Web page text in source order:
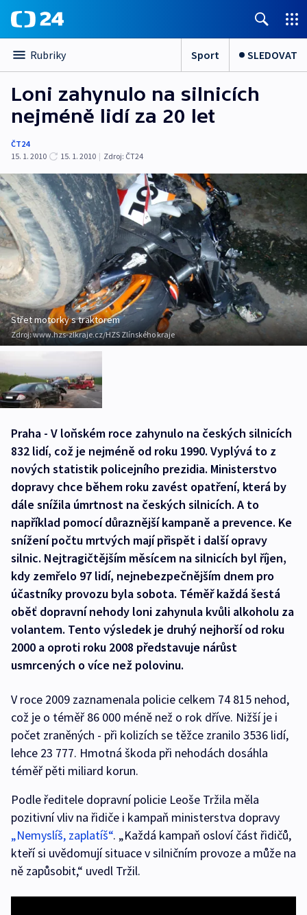
Rubriky Sport SLEDOVAT
Loni zahynulo na silnicích
nejméně lidí za 20 let
ČT24
15. 1. 2010
15. 1. 2010 | Zdroj: ČT24
Střet motorky s traktorem
Zdroj:www.hzs-zlkraje.cz/HZS Zlínského kraje
Praha - V loňském roce zahynulo na českých silnicích
832 lidí, což je nejméně od roku 1990. Vyplývá to z
nových statistik policejního prezidia. Ministerstvo
dopravy chce během roku zavést opatření, která by
dále snížila úmrtnost na českých silnicích. A to
například pomocí důraznější kampaně a prevence. Ke
snížení počtu mrtvých mají přispět i další opravy
silnic. Nejtragičtějším měsícem na silnicích byl říjen,
kdy zemřelo 97 lidí, nejnebezpečnějším dnem pro
účastníky provozu byla sobota. Téměř každá šestá
oběť dopravní nehody loni zahynula kvůli alkoholu za
volantem. Tento výsledek je druhý nejhorší od roku
2000 a oproti roku 2008 představuje nárůst
usmrcených o více než polovinu.
V roce 2009 zaznamenala policie celkem 74 815 nehod,
což je o téměř 86 000 méně než o rok dříve. Nižší je i
počet zraněných - při kolizích se těžce zranilo 3536 lidí,
lehce 23 777. Hmotná škoda při nehodách dosáhla
téměř pěti miliard korun.
Podle ředitele dopravní policie Leoše Tržila měla
pozitivní vliv na řidiče i kampaň ministerstva dopravy
„Nemyslíš, zaplatíš“. „Každá kampaň osloví část řidičů,
kteří si uvědomují situace v silničním provoze a může na
ně zapůsobit,“ uvedl Tržil.